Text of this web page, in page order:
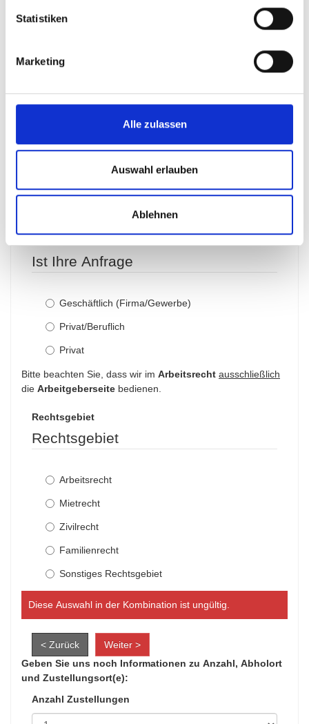
Statistiken
Marketing
Alle zulassen
Auswahl erlauben
Ablehnen
Weiter >
Bitte spezifizieren Sie die Zustellung(en):
Ist Ihre Anfrage
Geschäftlich (Firma/Gewerbe)
Privat/Beruflich
Privat
Bitte beachten Sie, dass wir im Arbeitsrecht ausschließlich
die Arbeitgeberseite bedienen.
Rechtsgebiet
Rechtsgebiet
Arbeitsrecht
Mietrecht
Zivilrecht
Familienrecht
Sonstiges Rechtsgebiet
Diese Auswahl in der Kombination ist ungültig.
< Zurück
Weiter >
Geben Sie uns noch Informationen zu Anzahl, Abholort
und Zustellungsort(e):
Anzahl Zustellungen